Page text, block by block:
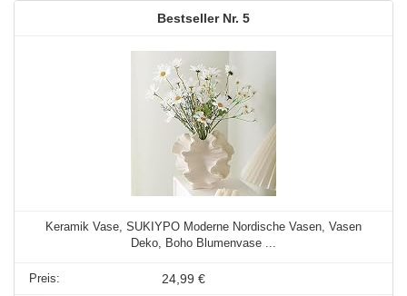
5
Keramik Vase, SUKIYPO Moderne Nordische Vasen, Vasen
Deko, Boho Blumenvase ...
24,99 €